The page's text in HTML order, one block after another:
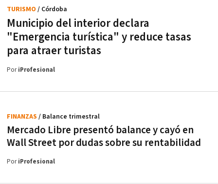
Municipio del interior declara
"Emergencia turística" y reduce tasas
para atraer turistas
TURISMO / Córdoba
PoriProfesional
Mercado Libre presentó balance y cayó en
Wall Street por dudas sobre su rentabilidad
FINANZAS / Balance trimestral
PoriProfesional